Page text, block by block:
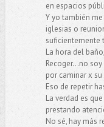
en espacios
Y yo también
iglesias o
suficientemente
La hora del
Recoger...no
por caminar x
Eso de repetir
La verdad es
prestando
No sé, hay más